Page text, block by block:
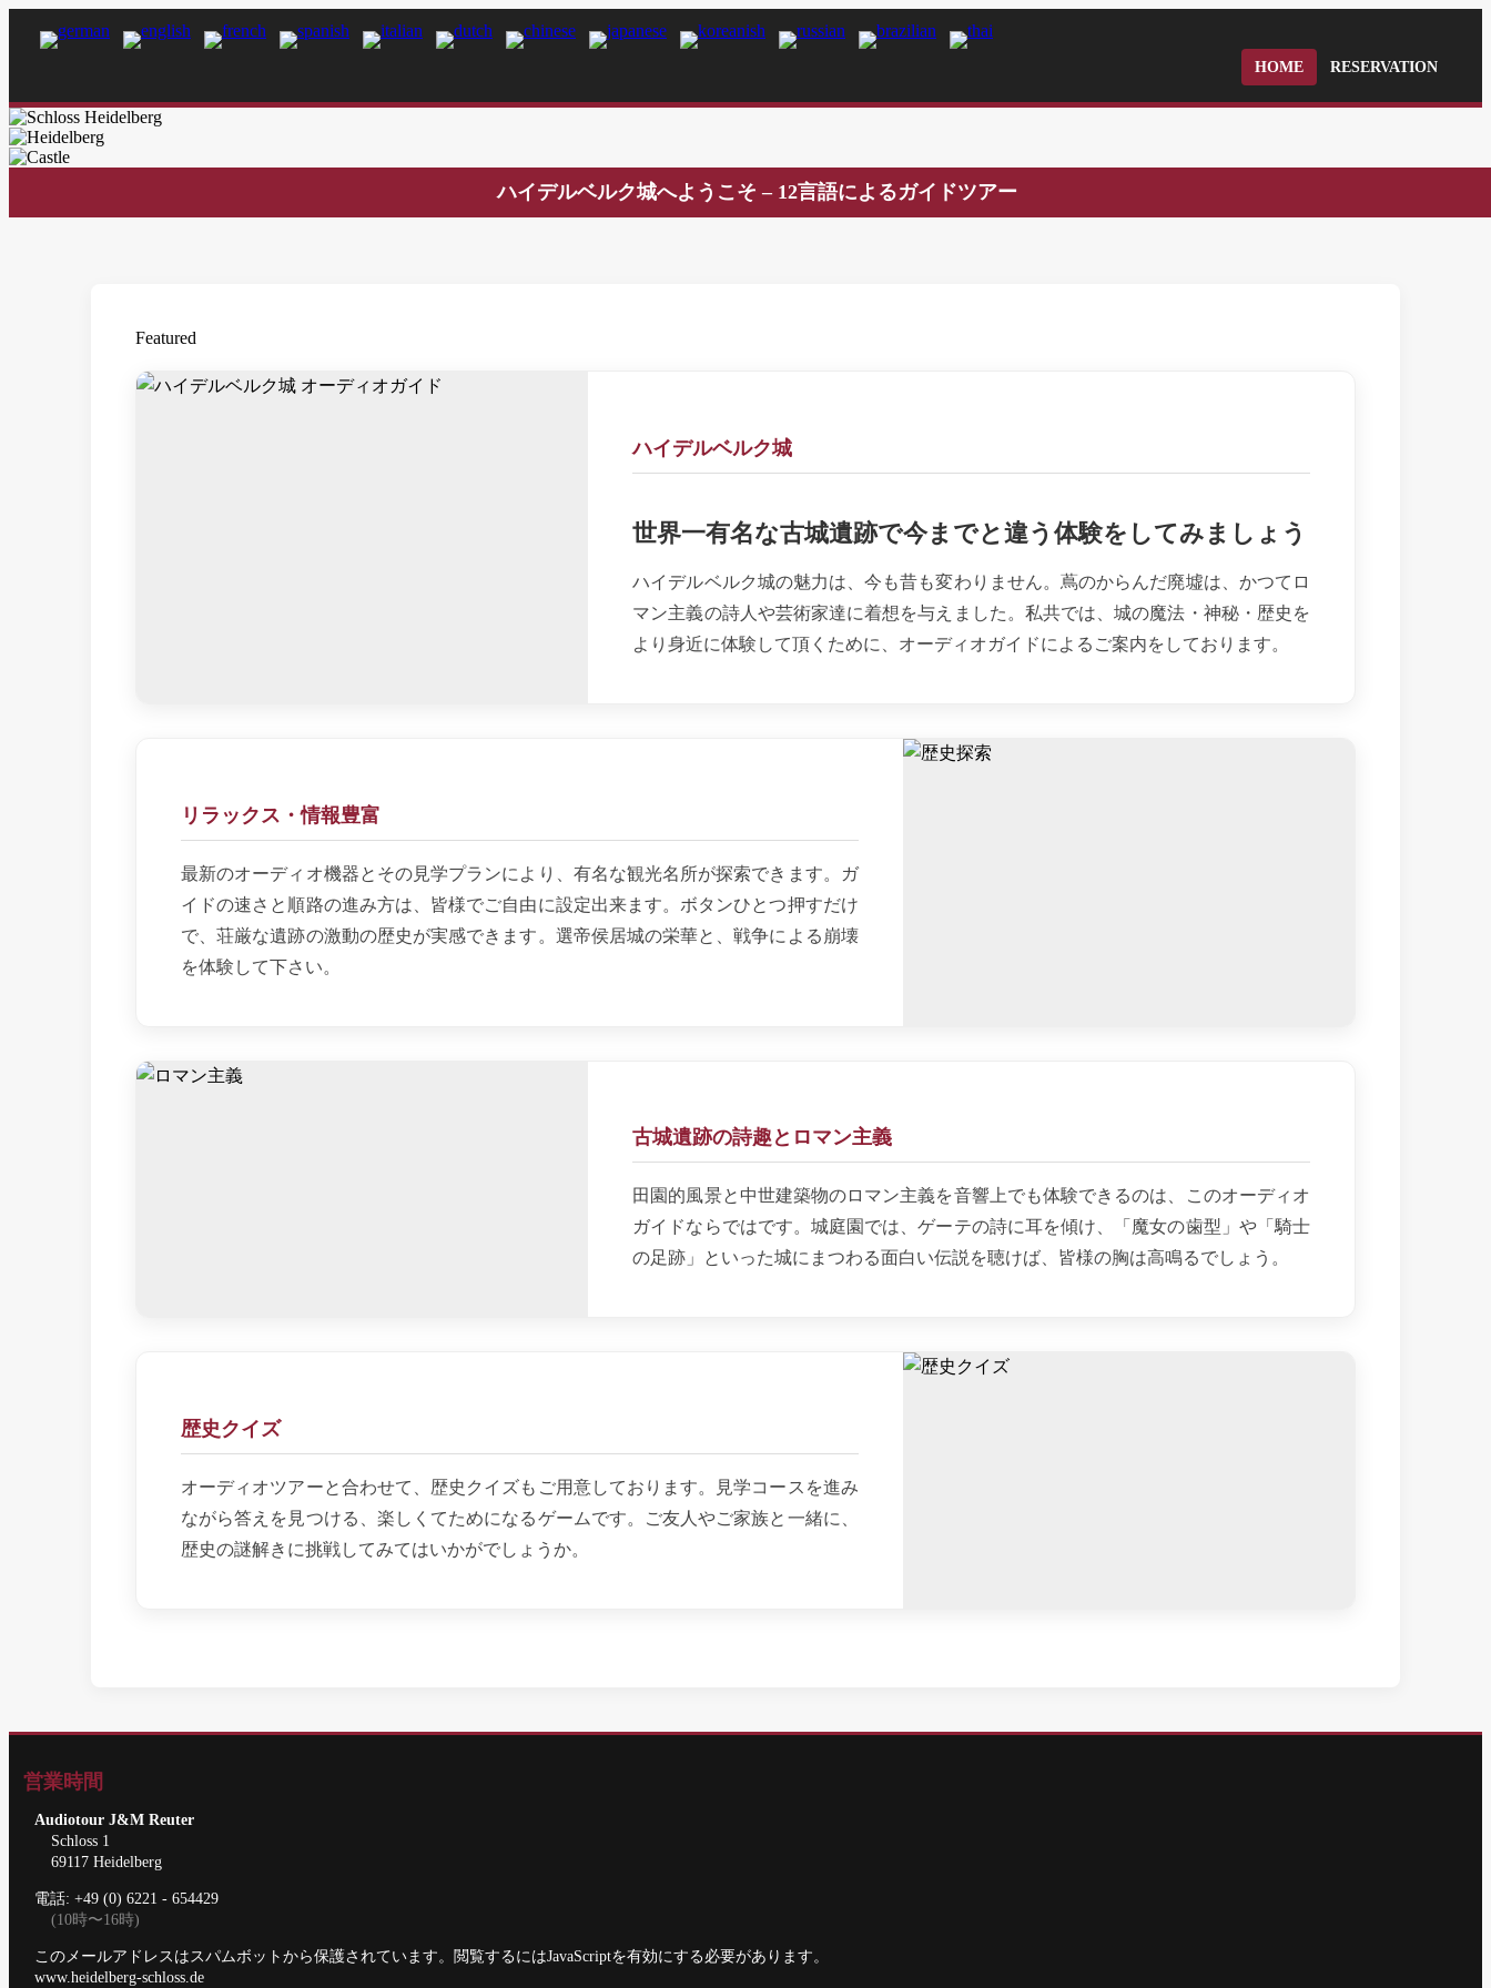
HOME RESERVATION
ハイデルベルク城へようこそ – 12言語によるガイドツアー
Featured
ハイデルベルク城
世界一有名な古城遺跡で今までと違う体験をしてみましょう
ハイデルベルク城の魅力は、今も昔も変わりません。蔦のからんだ廃墟は、かつてロ
マン主義の詩人や芸術家達に着想を与えました。私共では、城の魔法・神秘・歴史を
より身近に体験して頂くために、オーディオガイドによるご案内をしております。
リラックス・情報豊富
最新のオーディオ機器とその見学プランにより、有名な観光名所が探索できます。ガ
イドの速さと順路の進み方は、皆様でご自由に設定出来ます。ボタンひとつ押すだけ
で、荘厳な遺跡の激動の歴史が実感できます。選帝侯居城の栄華と、戦争による崩壊
を体験して下さい。
古城遺跡の詩趣とロマン主義
田園的風景と中世建築物のロマン主義を音響上でも体験できるのは、このオーディオ
ガイドならではです。城庭園では、ゲーテの詩に耳を傾け、「魔女の歯型」や「騎士
の足跡」といった城にまつわる面白い伝説を聴けば、皆様の胸は高鳴るでしょう。
歴史クイズ
オーディオツアーと合わせて、歴史クイズもご用意しております。見学コースを進み
ながら答えを見つける、楽しくてためになるゲームです。ご友人やご家族と一緒に、
歴史の謎解きに挑戦してみてはいかがでしょうか。
営業時間
Audiotour J&M Reuter
Schloss 1
69117 Heidelberg
電話: +49 (0) 6221 - 654429
(10時〜16時)
このメールアドレスはスパムボットから保護されています。閲覧するにはJavaScriptを有効にする必要があります。
www.heidelberg-schloss.de